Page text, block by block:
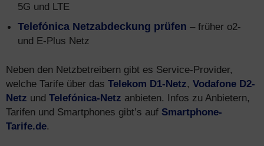
5G und LTE
Telefónica Netzabdeckung prüfen – früher o2-
und E-Plus Netz
Neben den Netzbetreibern gibt es Service-Provider,
welche Tarife über das Telekom D1-Netz, Vodafone D2-
Netz und Telefónica-Netz anbieten. Infos zu Anbietern,
Tarifen und Smartphones gibt’s auf Smartphone-
Tarife.de.